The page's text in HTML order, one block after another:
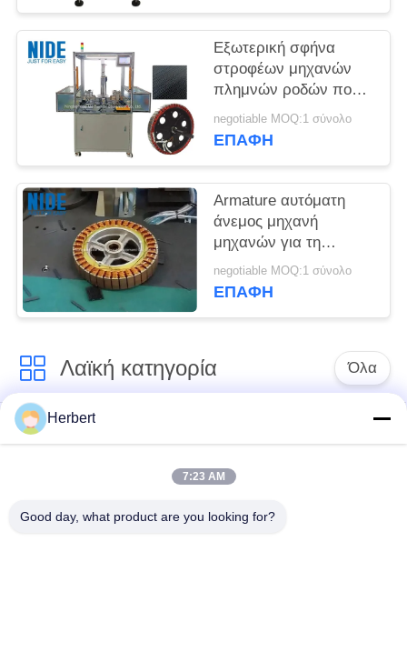
Εξωτερική σφήνα
στροφέων μηχανών
πλημνών ροδών που
παρεμβάλλει τη
μηχανή δύο σταθμός
negotiable MOQ:1 σύνολο
ΕΠΑΦΉ
Armature αυτόματη
άνεμος μηχανή
μηχανών για τη
μηχανή/το στάτη
πλημνών ροδών
negotiable MOQ:1 σύνολο
ΕΠΑΦΉ
Λαϊκή κατηγορία Όλα
Armature μηχανή
τυλίγματος
στατών
Αυτόματη μηχανή
ηλεκτρικών
Herbert
7:23 AM
Good day, what product are you looking for?